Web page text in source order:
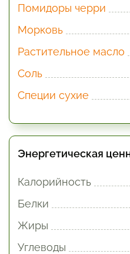
Помидоры черри
Морковь
Растительное масло
Соль
Специи сухие
Энергетическая
Калорийность
Белки
Жиры
Углеводы